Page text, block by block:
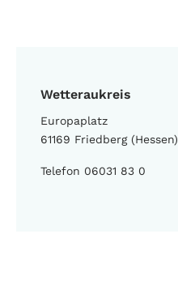
Wetteraukreis
Europaplatz
61169 Friedberg (Hessen)
Telefon 06031 83 0